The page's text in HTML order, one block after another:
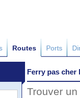
Routes Ports
Ferry pas cher
Trouver